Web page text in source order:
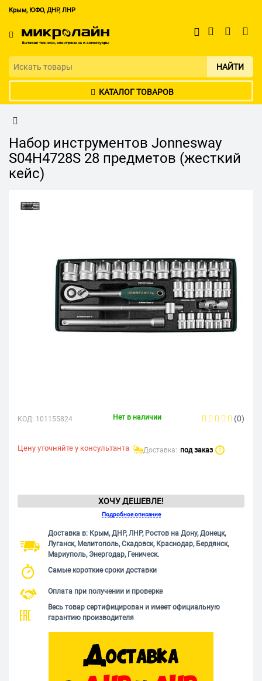
Крым, ЮФО, ДНР, ЛНР
НАЙТИ
КАТАЛОГ ТОВАРОВ
Набор инструментов Jonnesway
S04H4728S 28 предметов (жесткий
кейс)
КОД: 101155824 Нет в наличии (0)
Цену уточняйте у консультанта Доставка: под заказ ?
ХОЧУ ДЕШЕВЛЕ!
Подробное описание
Доставка в: Крым, ДНР, ЛНР, Ростов на Дону, Донецк,
Луганск, Мелитополь, Скадовск, Краснодар, Бердянск,
Мариуполь, Энергодар, Геническ.
Самые короткие сроки доставки
Оплата при получении и проверке
Весь товар сертифицирован и имеет официальную
гарантию производителя